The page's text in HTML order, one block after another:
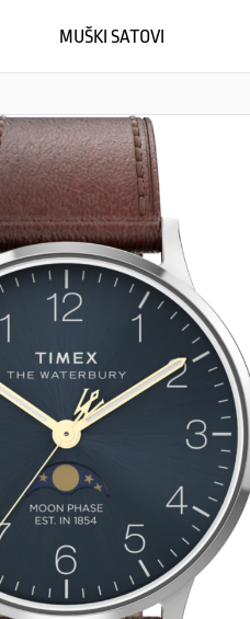
MUŠKI SATOVI